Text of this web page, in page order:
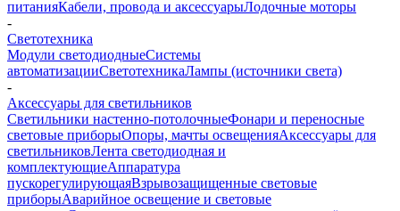
питанияКабели, провода и аксессуарыЛодочные моторы
-
Светотехника
Модули светодиодныеСистемы
автоматизацииСветотехникаЛампы (источники света)
-
Аксессуары для светильников
Светильники настенно-потолочныеФонари и переносные
световые приборыОпоры, мачты освещенияАксессуары для
светильниковЛента светодиодная и
комплектующиеАппаратура
пускорегулирующаяВзрывозащищенные световые
приборыАварийное освещение и световые